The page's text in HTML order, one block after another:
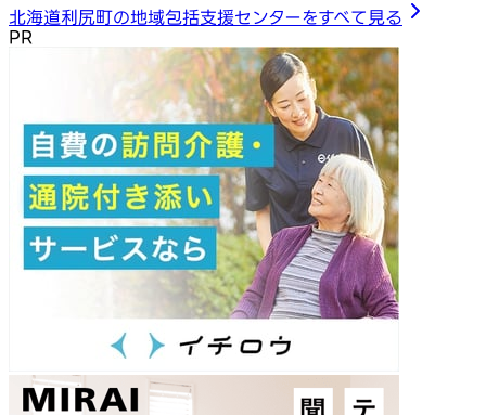
北海道利尻町の地域包括支援センターをすべて見る
PR